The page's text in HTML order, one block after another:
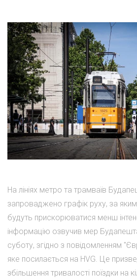
На лініях метро та трамваїв
запроваджено графік руху, за
будуть прискорюватися менш
інформацію озвучив мер
суботу, згідно з повідомленням
яке посилається на HVG. Це
збільшення тривалості поїздки на